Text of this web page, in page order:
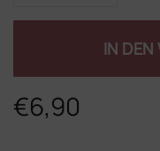
€6,90
IN DEN